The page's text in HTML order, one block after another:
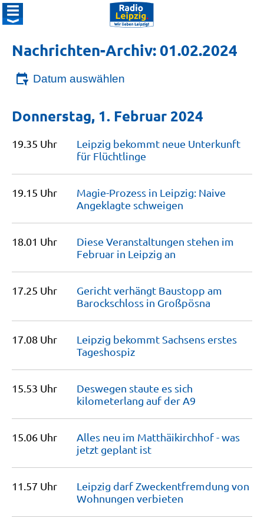
Nachrichten-Archiv: 01.02.2024
Datum auswählen
Donnerstag, 1. Februar 2024
19.35 Uhr
Leipzig bekommt neue Unterkunft
für Flüchtlinge
19.15 Uhr
Magie-Prozess in Leipzig: Naive
Angeklagte schweigen
18.01 Uhr
Diese Veranstaltungen stehen im
Februar in Leipzig an
17.25 Uhr
Gericht verhängt Baustopp am
Barockschloss in Großpösna
17.08 Uhr
Leipzig bekommt Sachsens erstes
Tageshospiz
15.53 Uhr
Deswegen staute es sich
kilometerlang auf der A9
15.06 Uhr
Alles neu im Matthäikirchhof - was
jetzt geplant ist
11.57 Uhr
Leipzig darf Zweckentfremdung von
Wohnungen verbieten